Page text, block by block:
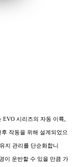
EVO 시리즈의 자동 이륙,
작동을 위해 설계되었으
지 관리를 단순화합니
이 운반할 수 있을 만큼 가